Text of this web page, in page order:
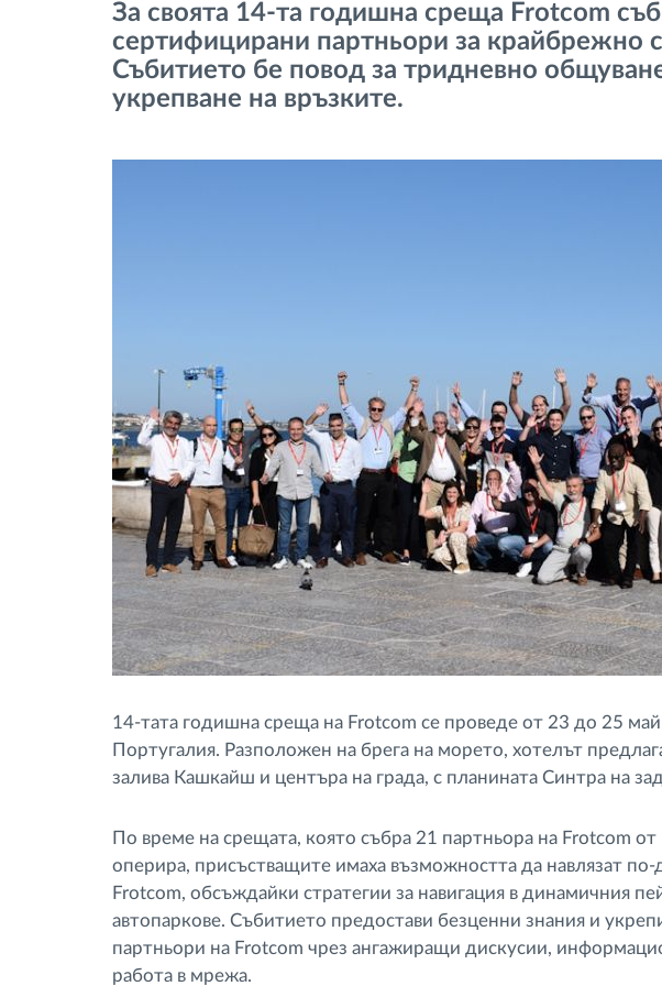
тахограф
Контрол на достъпа
Разберете за всички
функционалности
За своята 14-та годишна среща Frotcom
сертифицирани партньори за крайбрежно
Събитието бе повод за тридневно
укрепване на връзките.
14-тата годишна среща на Frotcom се проведе от 23 до 25
Португалия. Разположен на брега на морето, хотелът
залива Кашкайш и центъра на града, с планината Синтра на
По време на срещата, която събра 21 партньора на Frotcom
оперира, присъстващите имаха възможността да навлязат по-
Frotcom, обсъждайки стратегии за навигация в динамичния
автопаркове. Събитието предостави безценни знания и
партньори на Frotcom чрез ангажиращи дискусии,
работа в мрежа.